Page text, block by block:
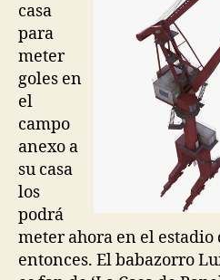
casa
para
meter
goles en
el
campo
anexo a
su casa
los
podrá
meter ahora en el
entonces. El babazorro